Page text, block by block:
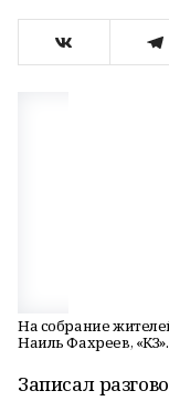
На собрание
Наиль Фахреев, «КЗ».
Записал